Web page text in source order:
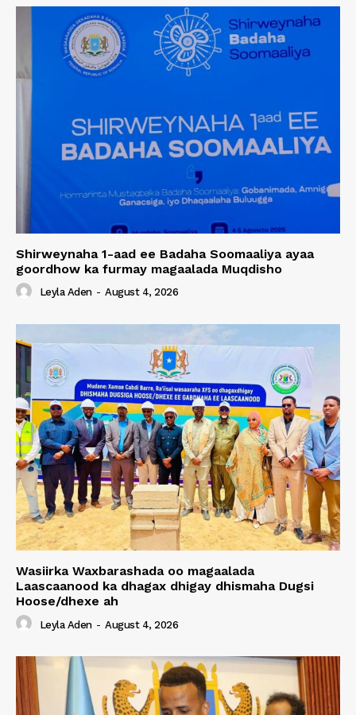
Shirweynaha 1-aad ee Badaha Soomaaliya ayaa
goordhow ka furmay magaalada Muqdisho
Leyla Aden - August 4, 2026
Wasiirka Waxbarashada oo magaalada
Laascaanood ka dhagax dhigay dhismaha Dugsi
Hoose/dhexe ah
Leyla Aden - August 4, 2026